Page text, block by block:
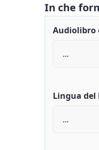
In che
Audiolibro
Lingua del